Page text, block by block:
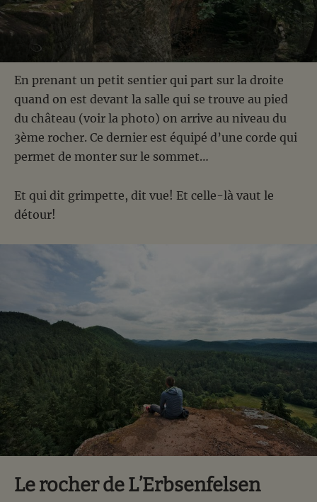
En prenant un petit sentier qui part sur la droite
quand on est devant la salle qui se trouve au pied
du château (voir la photo) on arrive au niveau du
3ème rocher. Ce dernier est équipé d’une corde qui
permet de monter sur le sommet…
Et qui dit grimpette, dit vue! Et celle-là vaut le
détour!
Le rocher de L’Erbsenfelsen